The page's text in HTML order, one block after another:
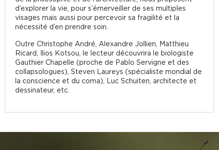
d’explorer la vie, pour s’émerveiller de ses multiples
visages mais aussi pour percevoir sa fragilité et la
nécessité d’en prendre soin.
Outre Christophe André, Alexandre Jollien, Matthieu
Ricard, Ilios Kotsou, le lecteur découvrira le biologiste
Gauthier Chapelle (proche de Pablo Servigne et des
collapsologues), Steven Laureys (spécialiste mondial de
la conscience et du coma), Luc Schuiten, architecte et
dessinateur, etc.